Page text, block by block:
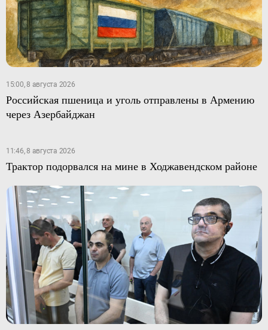
15:00, 8 августа 2026
Российская пшеница и уголь отправлены в Армению
через Азербайджан
11:46, 8 августа 2026
Трактор подорвался на мине в Ходжавендском районе